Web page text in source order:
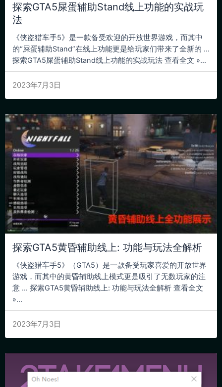
探索GTA5屎蛋辅助Stand线上功能的实战玩
法
2023年7月3日
《侠盗猎车手5》是一款备受欢迎的开放世界游戏，而其中
的“屎蛋辅助Stand”在线上功能更是给玩家们带来了全新的 …
探索GTA5屎蛋辅助Stand线上功能的实战玩法 查看全文 »...
探索GTA5黄昏辅助线上: 功能与玩法全解析
2023年7月3日
《侠盗猎车手5》（GTA5）是一款备受玩家喜爱的开放世界
游戏，而其中的黄昏辅助线上模式更是吸引了无数玩家的注
意 … 探索GTA5黄昏辅助线上: 功能与玩法全解析 查看全文
»...